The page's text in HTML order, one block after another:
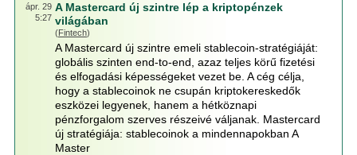
ápr. 29
5:27
A Mastercard új szintre lép a kriptopénzek
világában
(Fintech)
A Mastercard új szintre emeli stablecoin-stratégiáját:
globális szinten end-to-end, azaz teljes körű fizetési
és elfogadási képességeket vezet be. A cég célja,
hogy a stablecoinok ne csupán kriptokereskedők
eszközei legyenek, hanem a hétköznapi
pénzforgalom szerves részeivé váljanak. Mastercard
új stratégiája: stablecoinok a mindennapokban A
Master